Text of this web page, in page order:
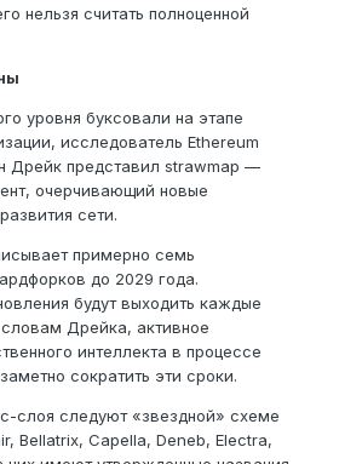
нельзя считать полноценной
уровня буксовали на этапе
исследователь Ethereum
Дрейк представил strawmap —
очерчивающий новые
сети.
примерно семь
до 2029 года.
будут выходить каждые
Дрейка, активное
интеллекта в процессе
сократить эти сроки.
слоя следуют «звездной» схеме
Bellatrix, Capella, Deneb, Electra,